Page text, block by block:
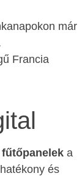
már
Francia
a
és